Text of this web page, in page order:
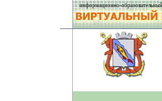
информационно-